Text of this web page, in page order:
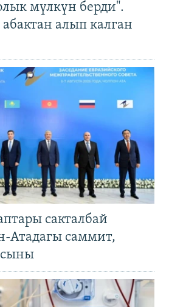
мүлкүн берди".
алып калган
сакталбай
Атадагы саммит,